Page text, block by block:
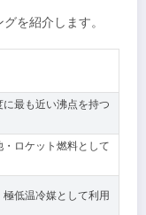
を紹介します。
最も近い沸点を持つ
ロケット燃料として
低温冷媒として利用